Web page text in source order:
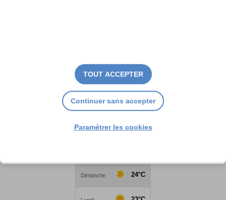
TOUT ACCEPTER
Continuer sans accepter
Paramétrer les cookies